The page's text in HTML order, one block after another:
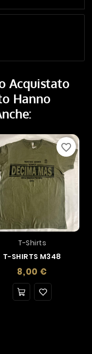
Acquistato
Hanno
T-Shirts
T-SHIRTS M348
8,00 €Prezzo
favorite_border